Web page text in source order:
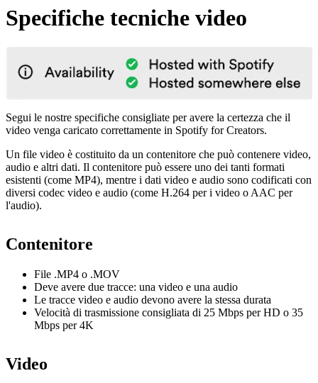
Specifiche tecniche video
Segui le nostre specifiche consigliate per avere la certezza che il
video venga caricato correttamente in Spotify for Creators.
Un file video è costituito da un contenitore che può contenere video,
audio e altri dati. Il contenitore può essere uno dei tanti formati
esistenti (come MP4), mentre i dati video e audio sono codificati con
diversi codec video e audio (come H.264 per i video o AAC per
l'audio).
Contenitore
File .MP4 o .MOV
Deve avere due tracce: una video e una audio
Le tracce video e audio devono avere la stessa durata
Velocità di trasmissione consigliata di 25 Mbps per HD o 35
Mbps per 4K
Video